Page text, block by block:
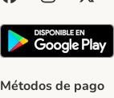
Métodos de pago